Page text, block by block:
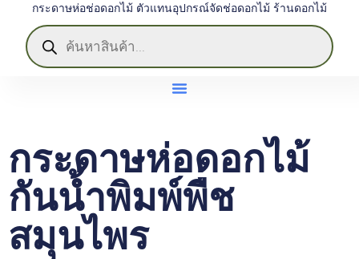
กระดาษห่อช่อดอกไม้ ตัวแทนอุปกรณ์จัดช่อดอกไม้ ร้านดอกไม้
กระดาษห่อดอกไม้
กันน้ำพิมพ์พืช
สมุนไพร